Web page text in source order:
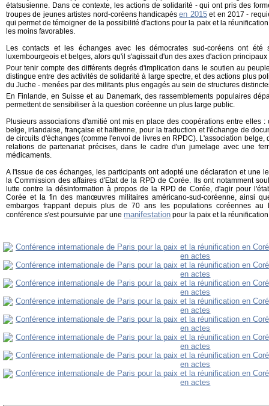
étatsusienne. Dans ce contexte, les actions de solidarité - qui ont pris des
troupes de jeunes artistes nord-coréens handicapésen 2015et en 2017 -
qui permet de témoigner de la possibilité d'actions pour la paix et la
les moins favorables.
Les contacts et les échanges avec les démocrates sud-coréens ont été
luxembourgeois et belges, alors qu'il s'agissait d'un des axes d'action principaux
Pour tenir compte des différents degrés d'implication dans le soutien au
distingue entre des activités de solidarité à large spectre, et des actions plus
du Juche - menées par des militants plus engagés au sein de structures
En Finlande, en Suisse et au Danemark, des rassemblements populaires
permettent de sensibiliser à la question coréenne un plus large public.
Plusieurs associations d'amitié ont mis en place des coopérations entre elles
belge, irlandaise, française et haïtienne, pour la traduction et l'échange de
de circuits d'échanges (comme l'envoi de livres en RPDC). L'association belge,
relations de partenariat précises, dans le cadre d'un jumelage avec une
médicaments.
A l'issue de ces échanges, les participants ont adopté une déclaration et une
la Commission des affaires d'Etat de la RPD de Corée. Ils ont notamment
lutte contre la désinformation à propos de la RPD de Corée, d'agir pour
Corée et la fin des manœuvres militaires américano-sud-coréenne, ainsi
embargos frappant depuis plus de 70 ans les populations coréennes
conférence s'est poursuivie par une manifestation pour la paix et la